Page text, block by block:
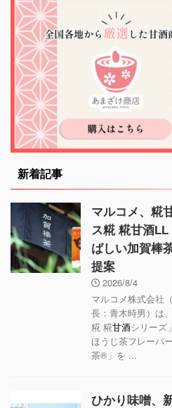
新着記事
マルコメ、糀
ス糀 糀甘酒
ばしい加賀棒
提案
2026/8/4
マルコメ株式会社
長：青木時男）は
糀 糀甘酒シリーズ
ほうじ茶フレーバ
茶®」を ...
ひかり味噌、